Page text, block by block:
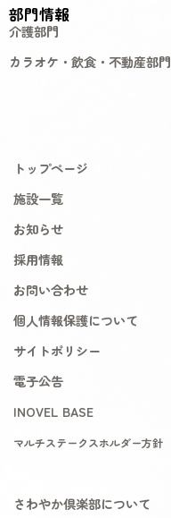
部門情報
介護部門
カラオケ・飲食・不動産部門
トップページ
施設一覧
お知らせ
採用情報
お問い合わせ
個人情報保護について
サイトポリシー
電子公告
INOVEL BASE
マルチステークスホルダー方針
さわやか倶楽部について